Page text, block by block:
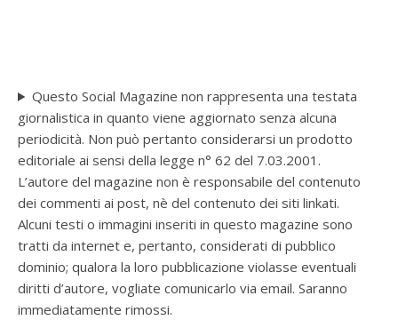
Questo Social Magazine non rappresenta una testata
giornalistica in quanto viene aggiornato senza alcuna
periodicità. Non può pertanto considerarsi un prodotto
editoriale ai sensi della legge n° 62 del 7.03.2001.
L’autore del magazine non è responsabile del contenuto
dei commenti ai post, nè del contenuto dei siti linkati.
Alcuni testi o immagini inseriti in questo magazine sono
tratti da internet e, pertanto, considerati di pubblico
dominio; qualora la loro pubblicazione violasse eventuali
diritti d’autore, vogliate comunicarlo via email. Saranno
immediatamente rimossi.